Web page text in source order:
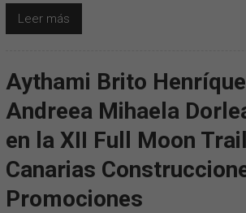
Leer más
Aythami Brito
Andreea Mihaela
en la XII Full Moon
Canarias
Promociones